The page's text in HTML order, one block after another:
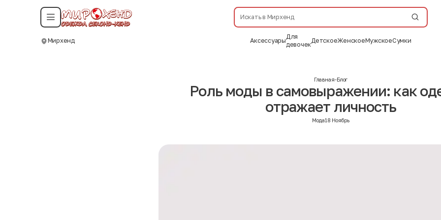
Мирхенд Аксессуары
Для
девочек
ДетскоеЖенскоеМужскоеСумки
Смотреть все даты
Главная-Блог
Роль моды в самовыражении: как
отражает личность
Мода18 Ноябрь